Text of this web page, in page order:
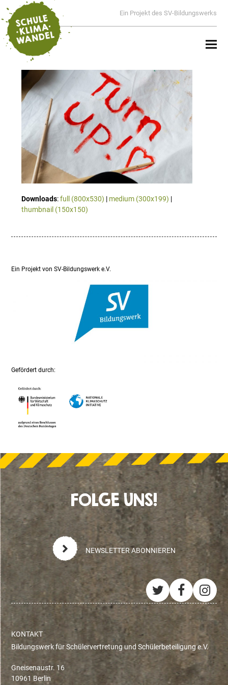
Ein Projekt des SV-Bildungswerks
Downloads:full (800x530) | medium (300x199) |
thumbnail (150x150)
Ein Projekt von SV-Bildungswerk e.V.
Gefördert durch:
FOLGE UNS!
NEWSLETTER ABONNIEREN
Twitter
KONTAKT
Bildungswerk für Schülervertretung und Schülerbeteiligung e.V.
Gneisenaustr. 16
10961 Berlin